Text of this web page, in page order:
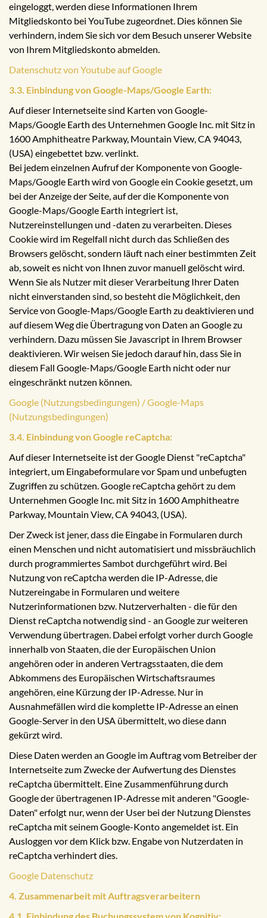
eingeloggt, werden diese Informationen Ihrem
Mitgliedskonto bei YouTube zugeordnet. Dies können Sie
verhindern, indem Sie sich vor dem Besuch unserer Website
von Ihrem Mitgliedskonto abmelden.
Datenschutz von Youtube auf Google
3.3. Einbindung von Google-Maps/Google Earth:
Auf dieser Internetseite sind Karten von Google-
Maps/Google Earth des Unternehmen Google Inc. mit Sitz in
1600 Amphitheatre Parkway, Mountain View, CA 94043,
(USA) eingebettet bzw. verlinkt.
Bei jedem einzelnen Aufruf der Komponente von Google-
Maps/Google Earth wird von Google ein Cookie gesetzt, um
bei der Anzeige der Seite, auf der die Komponente von
Google-Maps/Google Earth integriert ist,
Nutzereinstellungen und -daten zu verarbeiten. Dieses
Cookie wird im Regelfall nicht durch das Schließen des
Browsers gelöscht, sondern läuft nach einer bestimmten Zeit
ab, soweit es nicht von Ihnen zuvor manuell gelöscht wird.
Wenn Sie als Nutzer mit dieser Verarbeitung Ihrer Daten
nicht einverstanden sind, so besteht die Möglichkeit, den
Service von Google-Maps/Google Earth zu deaktivieren und
auf diesem Weg die Übertragung von Daten an Google zu
verhindern. Dazu müssen Sie Javascript in Ihrem Browser
deaktivieren. Wir weisen Sie jedoch darauf hin, dass Sie in
diesem Fall Google-Maps/Google Earth nicht oder nur
eingeschränkt nutzen können.
Google (Nutzungsbedingungen) / Google-Maps
(Nutzungsbedingungen)
3.4. Einbindung von Google reCaptcha:
Auf dieser Internetseite ist der Google Dienst "reCaptcha"
integriert, um Eingabeformulare vor Spam und unbefugten
Zugriffen zu schützen. Google reCaptcha gehört zu dem
Unternehmen Google Inc. mit Sitz in 1600 Amphitheatre
Parkway, Mountain View, CA 94043, (USA).
Der Zweck ist jener, dass die Eingabe in Formularen durch
einen Menschen und nicht automatisiert und missbräuchlich
durch programmiertes Sambot durchgeführt wird. Bei
Nutzung von reCaptcha werden die IP-Adresse, die
Nutzereingabe in Formularen und weitere
Nutzerinformationen bzw. Nutzerverhalten - die für den
Dienst reCaptcha notwendig sind - an Google zur weiteren
Verwendung übertragen. Dabei erfolgt vorher durch Google
innerhalb von Staaten, die der Europäischen Union
angehören oder in anderen Vertragsstaaten, die dem
Abkommens des Europäischen Wirtschaftsraumes
angehören, eine Kürzung der IP-Adresse. Nur in
Ausnahmefällen wird die komplette IP-Adresse an einen
Google-Server in den USA übermittelt, wo diese dann
gekürzt wird.
Diese Daten werden an Google im Auftrag vom Betreiber der
Internetseite zum Zwecke der Aufwertung des Dienstes
reCaptcha übermittelt. Eine Zusammenführung durch
Google der übertragenen IP-Adresse mit anderen "Google-
Daten" erfolgt nur, wenn der User bei der Nutzung Dienstes
reCaptcha mit seinem Google-Konto angemeldet ist. Ein
Ausloggen vor dem Klick bzw. Engabe von Nutzerdaten in
reCaptcha verhindert dies.
Google Datenschutz
4. Zusammenarbeit mit Auftragsverarbeitern